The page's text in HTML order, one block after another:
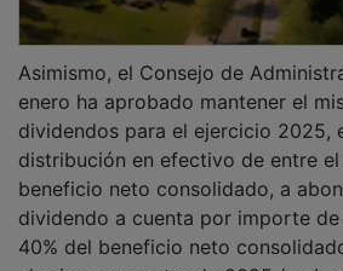
enero ha aprobado mantener el
dividendos para el ejercicio 2025,
distribución en efectivo de entre el
beneficio neto consolidado, a
dividendo a cuenta por importe de
40% del beneficio neto
al primer semestre de 2025 (a